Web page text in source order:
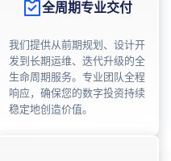
全周期专业交付
我们提供从前期规划、设计开
发到长期运维、迭代升级的全
生命周期服务。专业团队全程
响应，确保您的数字投资持续
稳定地创造价值。